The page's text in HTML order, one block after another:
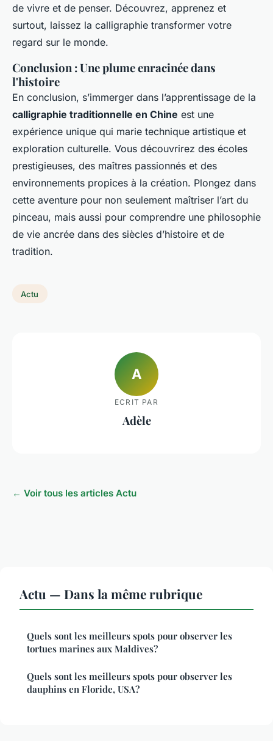
de vivre et de penser. Découvrez, apprenez et
surtout, laissez la calligraphie transformer votre
regard sur le monde.
Conclusion : Une plume enracinée dans
l'histoire
En conclusion, s’immerger dans l’apprentissage de la
calligraphie traditionnelle en Chine est une
expérience unique qui marie technique artistique et
exploration culturelle. Vous découvrirez des écoles
prestigieuses, des maîtres passionnés et des
environnements propices à la création. Plongez dans
cette aventure pour non seulement maîtriser l’art du
pinceau, mais aussi pour comprendre une philosophie
de vie ancrée dans des siècles d’histoire et de
tradition.
Actu
A
ECRIT PAR
Adèle
← Voir tous les articles Actu
Actu — Dans la même rubrique
Quels sont les meilleurs spots pour observer les
tortues marines aux Maldives?
Quels sont les meilleurs spots pour observer les
dauphins en Floride, USA?